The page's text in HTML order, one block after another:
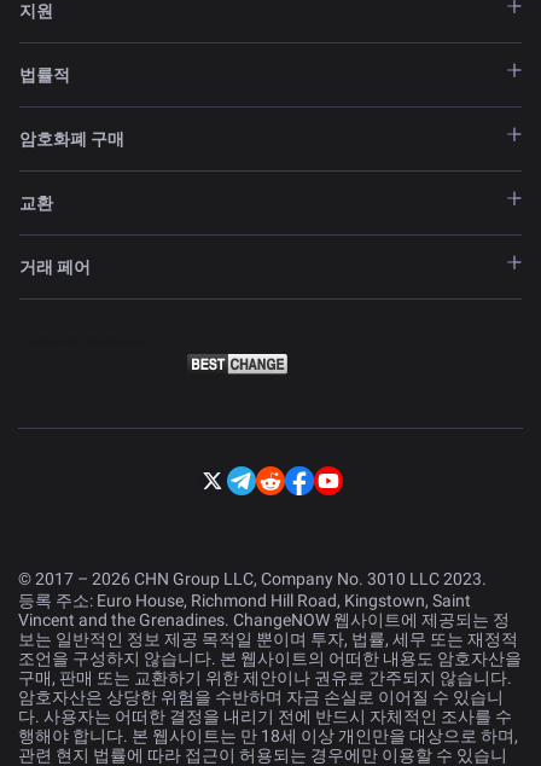
지원
법률적
암호화폐 구매
교환
거래 페어
© 2017 – 2026 CHN Group LLC, Company No. 3010 LLC 2023.
등록 주소: Euro House, Richmond Hill Road, Kingstown, Saint
Vincent and the Grenadines. ChangeNOW 웹사이트에 제공되는 정
보는 일반적인 정보 제공 목적일 뿐이며 투자, 법률, 세무 또는 재정적
조언을 구성하지 않습니다. 본 웹사이트의 어떠한 내용도 암호자산을
구매, 판매 또는 교환하기 위한 제안이나 권유로 간주되지 않습니다.
암호자산은 상당한 위험을 수반하며 자금 손실로 이어질 수 있습니
다. 사용자는 어떠한 결정을 내리기 전에 반드시 자체적인 조사를 수
행해야 합니다. 본 웹사이트는 만 18세 이상 개인만을 대상으로 하며,
관련 현지 법률에 따라 접근이 허용되는 경우에만 이용할 수 있습니